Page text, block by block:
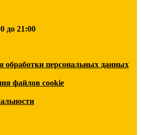
до 21:00
обработки персональных данных
файлов cookie